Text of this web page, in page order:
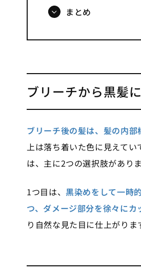
まとめ
ブリーチから黒髪
ブリーチ後の髪は、髪の内部
上は落ち着いた色に見えて
は、主に2つの選択肢がありま
1つ目は、黒染めをして一時
つ、ダメージ部分を徐々にカ
り自然な見た目に仕上がりま